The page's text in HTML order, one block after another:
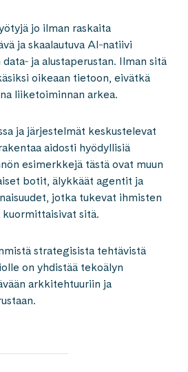
jo ilman raskaita
ja skaalautuva AI‑natiivi
ja alustaperustan. Ilman sitä
oikeaan tietoon, eivätkä
liiketoiminnan arkea.
ja järjestelmät keskustelevat
aidosti hyödyllisiä
esimerkkejä tästä ovat muun
botit, älykkäät agentit ja
jotka tukevat ihmisten
sitä.
strategisista tehtävistä
on yhdistää tekoälyn
arkkitehtuuriin ja